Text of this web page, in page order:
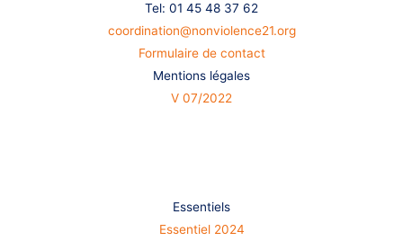
Tel: 01 45 48 37 62
coordination@nonviolence21.org
Formulaire de contact
Mentions légales
V 07/2022
Essentiels
Essentiel 2024